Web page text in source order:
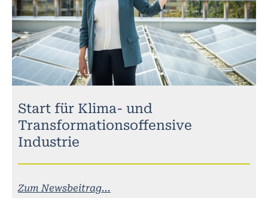
Start für Klima- und
Transformationsoffensive
Industrie
Zum Newsbeitrag...